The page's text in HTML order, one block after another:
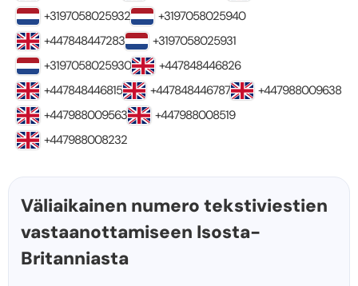
+3197058025932
+3197058025940
+447848447283
+3197058025931
+3197058025930
+447848446826
+447848446815
+447848446787
+447988009638
+447988009563
+447988008519
+447988008232
Väliaikainen numero tekstiviestien
vastaanottamiseen Isosta-
Britanniasta